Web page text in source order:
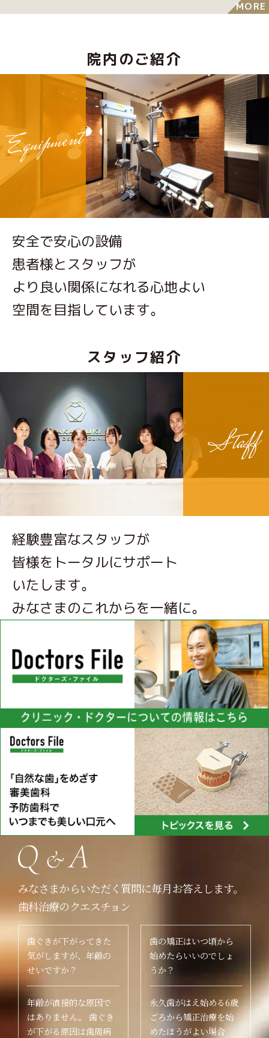
MORE
院内のご紹介
安全で安心の設備
患者様とスタッフが
より良い関係になれる心地よい
空間を目指しています。
スタッフ紹介
経験豊富なスタッフが
皆様をトータルにサポート
いたします。
みなさまのこれからを一緒に。
みなさまからいただく質問に毎月お答えします。
歯科治療のクエスチョン
歯ぐきが下がってきた
気がしますが、年齢の
せいですか？
年齢が直接的な原因で
はありません。 歯ぐき
が下がる原因は歯周病
歯の矯正はいつ頃から
始めたらいいのでしょ
うか？
永久歯がはえ始める6歳
ごろから矯正治療を始
めたほうがよい場合